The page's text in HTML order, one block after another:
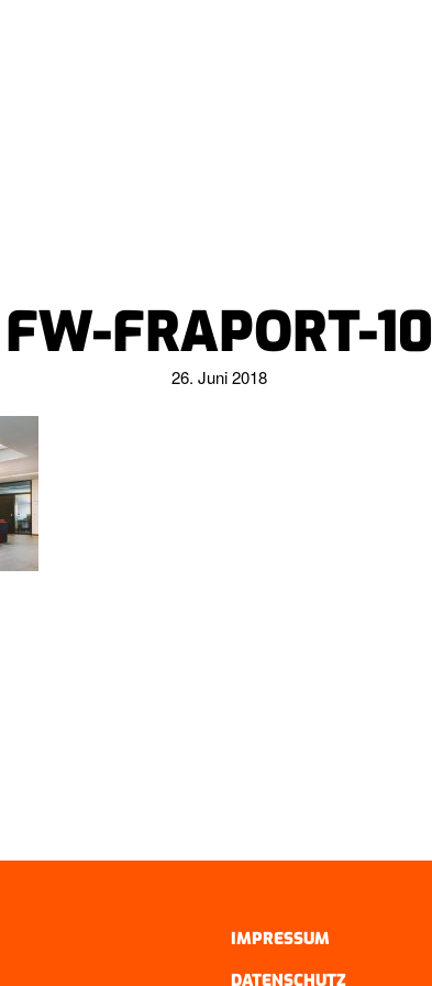
FW-FRAPORT-10
26. Juni 2018
IMPRESSUM
DATENSCHUTZ